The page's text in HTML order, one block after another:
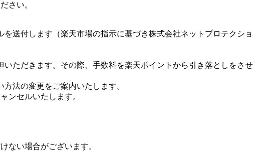
さい。
送付します（楽天市場の指示に基づき株式会社ネットプロテクショ
ただきます。その際、手数料を楽天ポイントから引き落としをさせ
法の変更をご案内いたします。
ンセルいたします。
ない場合がございます。